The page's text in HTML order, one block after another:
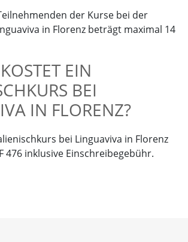
der Kurse bei der
in Florenz beträgt maximal 14
EIN
BEI
IN FLORENZ?
bei Linguaviva in Florenz
476 inklusive Einschreibegebühr.